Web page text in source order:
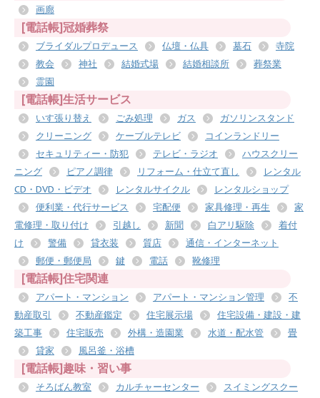
画廊
[電話帳]冠婚葬祭
ブライダルプロデュース 仏壇・仏具 墓石
寺院
教会
神社 結婚式場 結婚相談所
葬祭業
霊園
[電話帳]生活サービス
いす張り替え ごみ処理 ガス
ガソリンスタンド
クリーニング
ケーブルテレビ
コインランドリー
セキュリティー・防犯
テレビ・ラジオ
ハウスクリー
ニング
ピアノ調律 リフォーム・仕立て直し
レンタル
CD・DVD・ビデオ
レンタルサイクル
レンタルショップ
便利業・代行サービス
宅配便 家具修理・再生
家
電修理・取り付け
引越し 新聞 白アリ駆除
着付
け
警備 貸衣装 質店
通信・インターネット
郵便・郵便局
鍵 電話 靴修理
[電話帳]住宅関連
アパート・マンション アパート・マンション管理
不
動産取引
不動産鑑定 住宅展示場
住宅設備・建設・建
築工事
住宅販売 外構・造園業 水道・配水管
畳
貸家
風呂釜・浴槽
[電話帳]趣味・習い事
そろばん教室 カルチャーセンター
スイミングスクー